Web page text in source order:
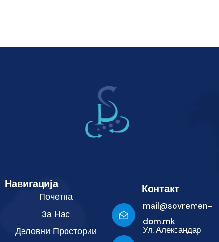
Навигација
Почетна
За Нас
Деловни Простории
Контакт
mail@sovremen-
dom.mk
Ул. Александар